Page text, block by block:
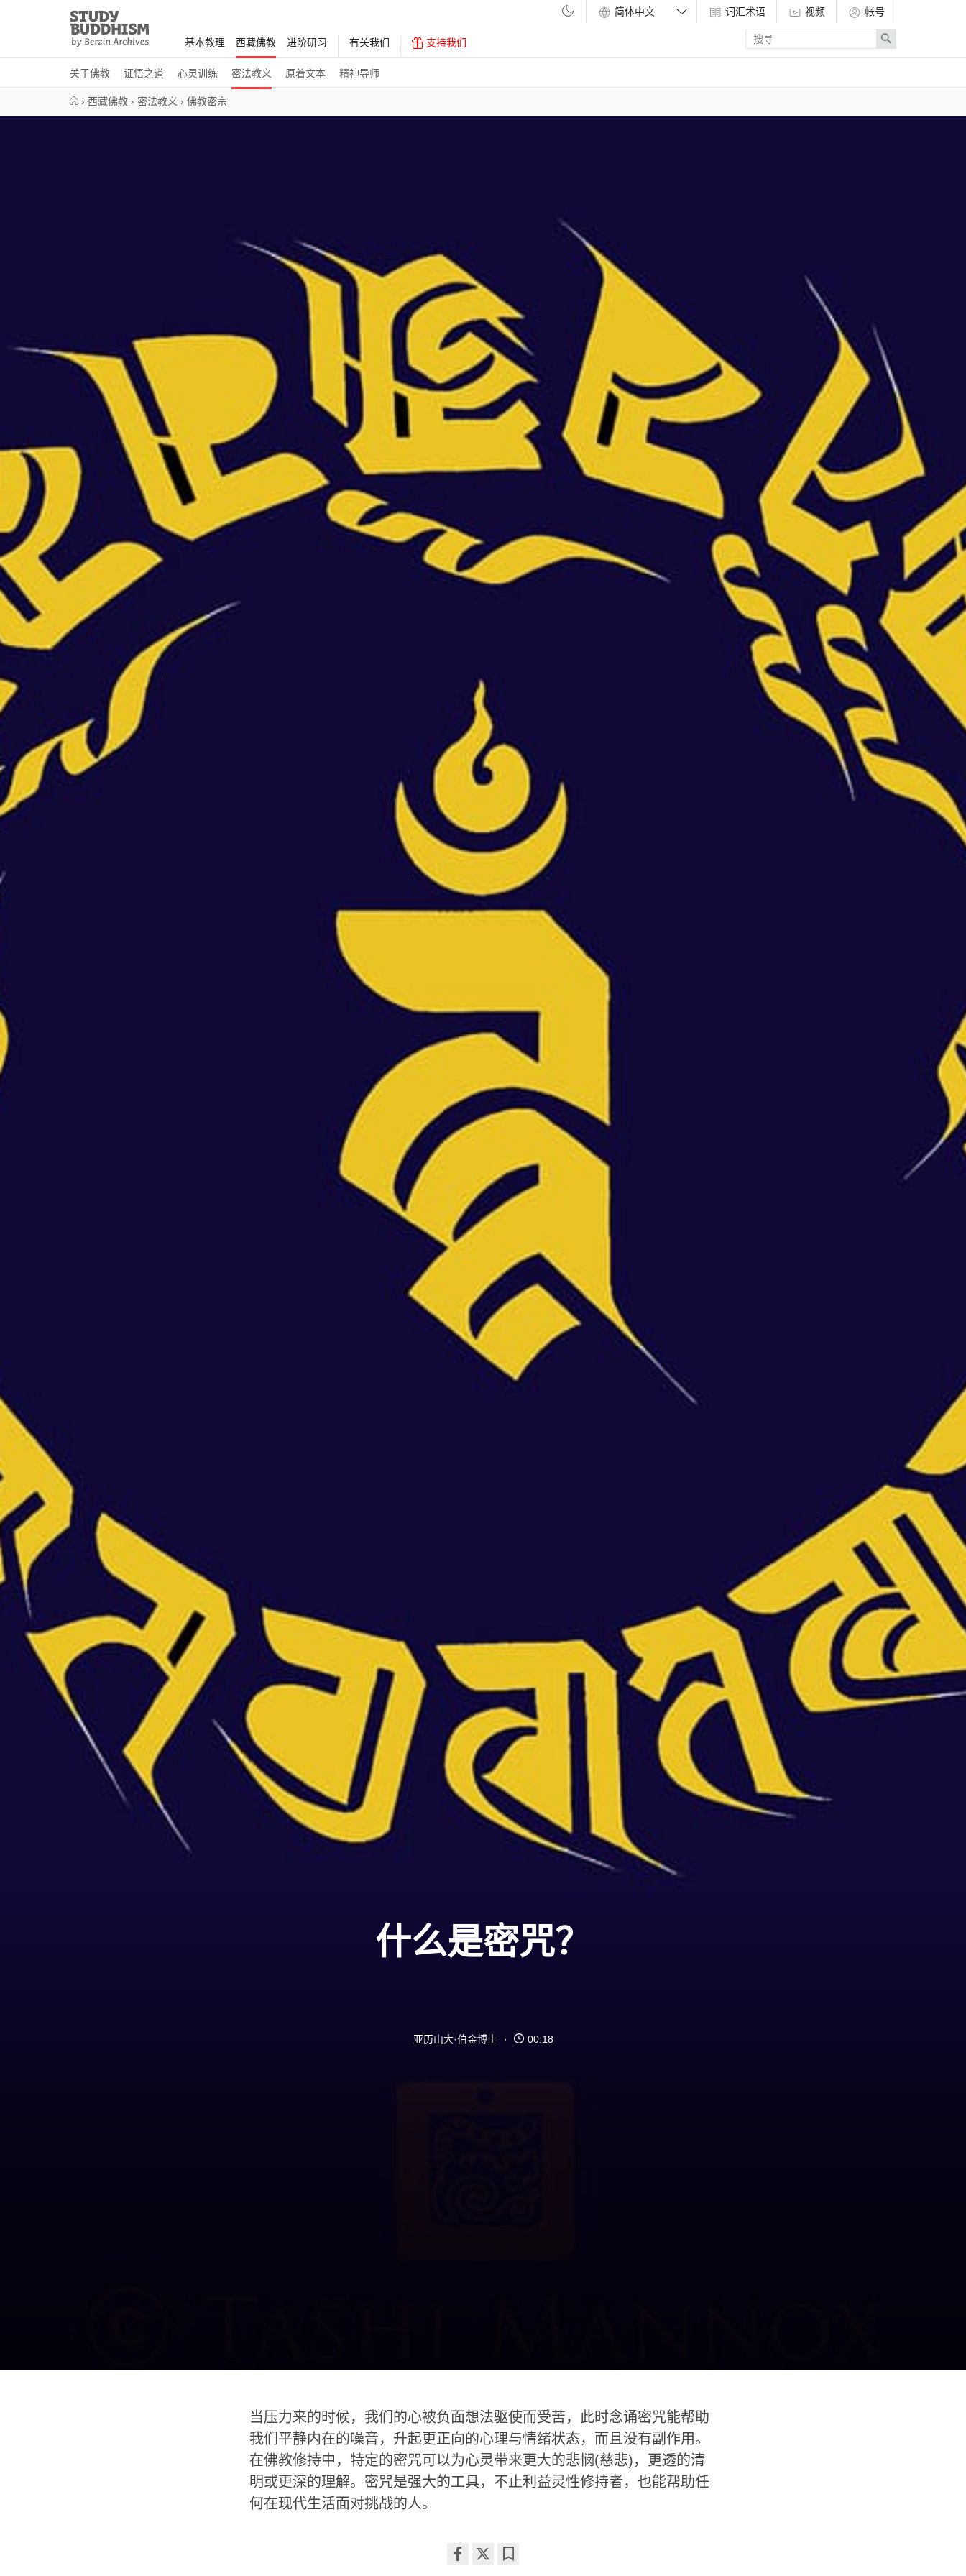
Study
Buddhism
Home
基本教理 西藏佛教
关于佛教 证悟之道 心灵训练 密法教义 原着文本 精神导师
进阶研习 有关我们 支持我们
词汇术语 视频
帐号
Enter
search
term
Search
› 西藏佛教 › 密法教义 › 佛教密宗
什么是密咒？
亚历山大·伯金博士 00:18
当压力来的时候，我们的心被负面想法驱使而受苦，此时念诵密咒能帮助
我们平静内在的噪音，升起更正向的心理与情绪状态，而且没有副作用。
在佛教修持中，特定的密咒可以为心灵带来更大的悲悯(慈悲)，更透的清
明或更深的理解。密咒是强大的工具，不止利益灵性修持者，也能帮助任
何在现代生活面对挑战的人。